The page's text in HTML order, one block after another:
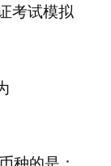
考试模拟